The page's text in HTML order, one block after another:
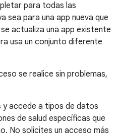
para todas las
sea para una app nueva que
actualiza una app existente
usa un conjunto diferente
se realice sin problemas,
y accede a tipos de datos
de salud específicas que
No solicites un acceso más